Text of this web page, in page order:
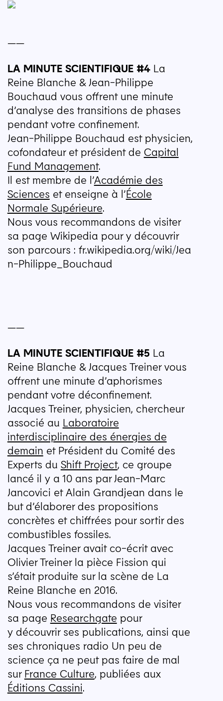
——
LA MINUTE SCIENTIFIQUE#4La
Reine Blanche & Jean-Philippe
Bouchaud vous offrent une minute
d’analyse des transitions de phases
pendant votre confinement.
Jean-Philippe Bouchaud est physicien,
cofondateur et président de Capital
Fund Management.
Il est membre de l’Académie des
Sciences et enseigne à l’École
Normale Supérieure.
Nous vous recommandons de visiter
sa page Wikipedia pour y découvrir
son parcours : fr​.wikipedia​.org/​w​i​k​i​/​J​e​a​
n​-​P​h​i​l​i​p​p​e​_​B​o​u​chaud
——
LA MINUTE SCIENTIFIQUE#5 La
Reine Blanche & Jacques Treiner vous
offrent une minute d’aphorismes
pendant votre déconfinement.
Jacques Treiner, physicien, chercheur
associé au Laboratoire
interdisciplinaire des énergies de
demain et Président du Comité des
Experts du Shift Project, ce groupe
lancé il y a 10 ans par Jean-Marc
Jancovici et Alain Grandjean dans le
but d’élaborer des propositions
concrètes et chiffrées pour sortir des
combustibles fossiles.
Jacques Treiner avait co-écrit avec
Olivier Treiner la pièce Fission qui
s’était produite sur la scène de La
Reine Blanche en 2016.
Nous vous recommandons de visiter
sa page Researchgate pour
y découvrir ses publications, ainsi que
ses chroniques radio Un peu de
science ça ne peut pas faire de mal
sur France Culture, publiées aux
Éditions Cassini.